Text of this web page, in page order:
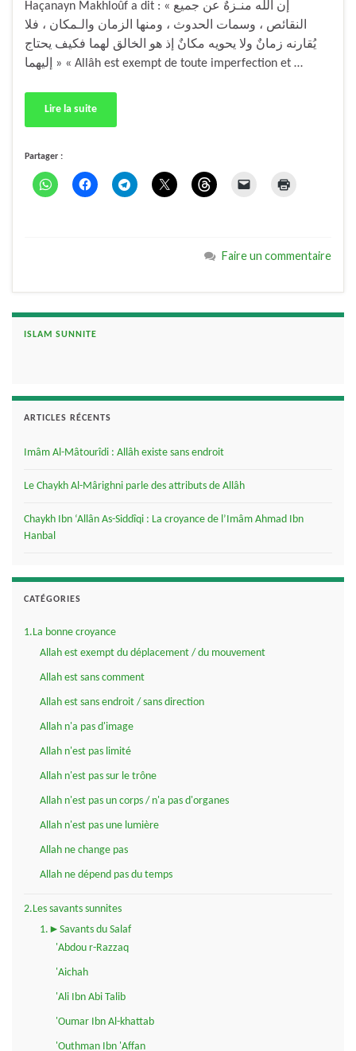
Haçanayn Makhloûf a dit : « إن الله منـزهٌ عن جميع
النقائص ، وسمات الحدوث ، ومنها الزمان والـمكان ، فلا
يُقارنه زمانٌ ولا يحويه مكانٌ إذ هو الخالق لهما فكيف يحتاج
إليهما » « Allâh est exempt de toute imperfection et …
Lire la suite
Partager :
Faire un commentaire
ISLAM SUNNITE
ARTICLES RÉCENTS
Imâm Al-Mâtourîdi : Allâh existe sans endroit
Le Chaykh Al-Mârighni parle des attributs de Allâh
Chaykh Ibn ‘Allân As-Siddîqi : La croyance de l’Imâm Ahmad Ibn
Hanbal
CATÉGORIES
1.La bonne croyance
Allah est exempt du déplacement / du mouvement
Allah est sans comment
Allah est sans endroit / sans direction
Allah n'a pas d'image
Allah n'est pas limité
Allah n'est pas sur le trône
Allah n'est pas un corps / n'a pas d'organes
Allah n'est pas une lumière
Allah ne change pas
Allah ne dépend pas du temps
2.Les savants sunnites
1.►Savants du Salaf
'Abdou r-Razzaq
'Aichah
'Ali Ibn Abi Talib
'Oumar Ibn Al-khattab
'Outhman Ibn 'Affan